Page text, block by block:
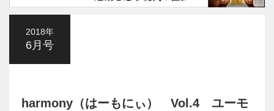
2018年
6月号
harmony（はーもにぃ） Vol.4 ユーモ